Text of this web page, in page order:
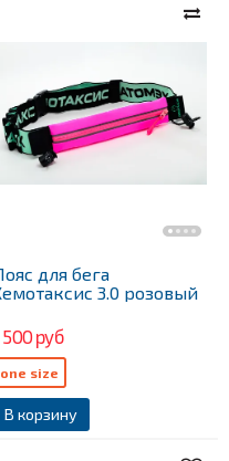
для бега
3.0 розовый
500 руб
В корзину
one size